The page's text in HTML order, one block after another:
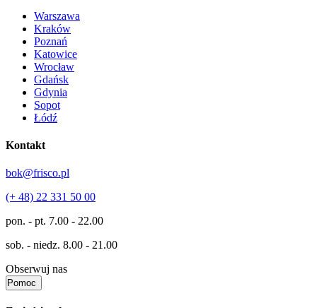
Warszawa
Kraków
Poznań
Katowice
Wrocław
Gdańsk
Gdynia
Sopot
Łódź
Kontakt
bok@frisco.pl
(+ 48) 22 331 50 00
pon. - pt. 7.00 - 22.00
sob. - niedz. 8.00 - 21.00
Obserwuj nas
Pomoc